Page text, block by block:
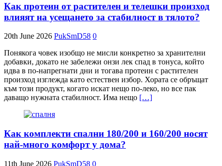
Как протеин от растителен и телешки произход
влияят на усещането за стабилност в тялото?
20th June 2026 PukSmD58 0
Понякога човек изобщо не мисли конкретно за хранителни
добавки, докато не забележи онзи лек спад в тонуса, който
идва в по-напрегнати дни и тогава протеин с растителен
произход изглежда като естествен избор. Хората се обръщат
към този продукт, когато искат нещо по-леко, но все пак
даващо нужната стабилност. Има нещо […]
Как комплекти спални 180/200 и 160/200 носят
най-много комфорт у дома?
11th June 2026 PukSmD58 0